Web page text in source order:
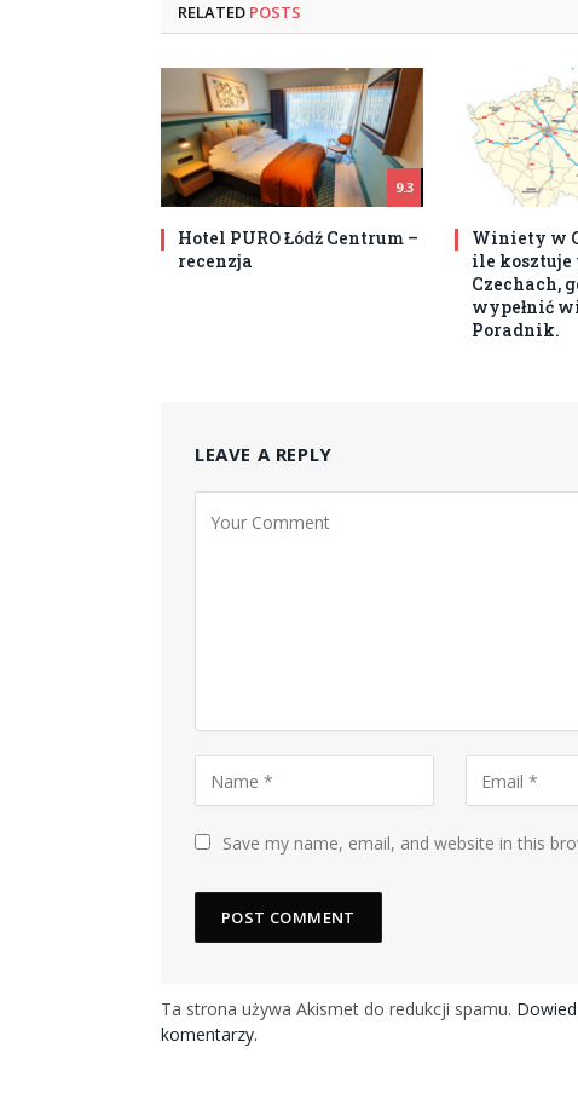
RELATED POSTS
9.3
Hotel PURO Łódź Centrum –
recenzja
Winiety w
ile
Czechach,
wypełnić
Poradnik.
LEAVE A REPLY
Save my name, email, and website in this
Ta strona używa Akismet do redukcji spamu.
komentarzy.